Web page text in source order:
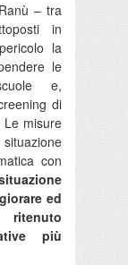
– tra
in
la
le
e,
di
Le misure
con
ed
più